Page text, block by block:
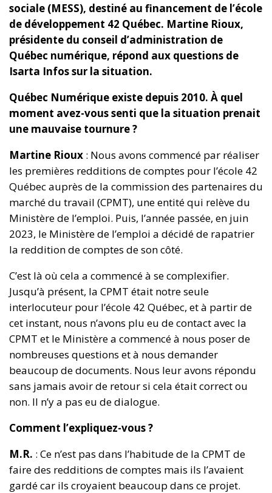
sociale (MESS), destiné au financement de l’école
de développement 42 Québec. Martine Rioux,
présidente du conseil d’administration de
Québec numérique, répond aux questions de
Isarta Infos sur la situation.
Québec Numérique existe depuis 2010. À quel
moment avez-vous senti que la situation prenait
une mauvaise tournure ?
Martine Rioux : Nous avons commencé par réaliser
les premières redditions de comptes pour l’école 42
Québec auprès de la commission des partenaires du
marché du travail (CPMT), une entité qui relève du
Ministère de l’emploi. Puis, l’année passée, en juin
2023, le Ministère de l’emploi a décidé de rapatrier
la reddition de comptes de son côté.
C’est là où cela a commencé à se complexifier.
Jusqu’à présent, la CPMT était notre seule
interlocuteur pour l’école 42 Québec, et à partir de
cet instant, nous n’avons plu eu de contact avec la
CPMT et le Ministère a commencé à nous poser de
nombreuses questions et à nous demander
beaucoup de documents. Nous leur avons répondu
sans jamais avoir de retour si cela était correct ou
non. Il n’y a pas eu de dialogue.
Comment l’expliquez-vous ?
M.R. : Ce n’est pas dans l’habitude de la CPMT de
faire des redditions de comptes mais ils l’avaient
gardé car ils croyaient beaucoup dans ce projet.